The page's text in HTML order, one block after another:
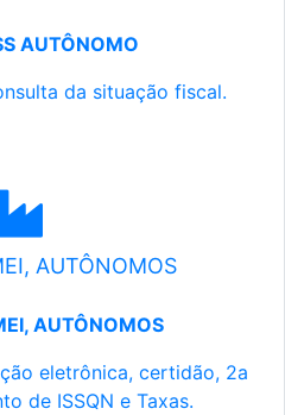
AUTÔNOMO
da situação fiscal.
AUTÔNOMOS
AUTÔNOMOS
eletrônica, certidão, 2a
de ISSQN e Taxas.